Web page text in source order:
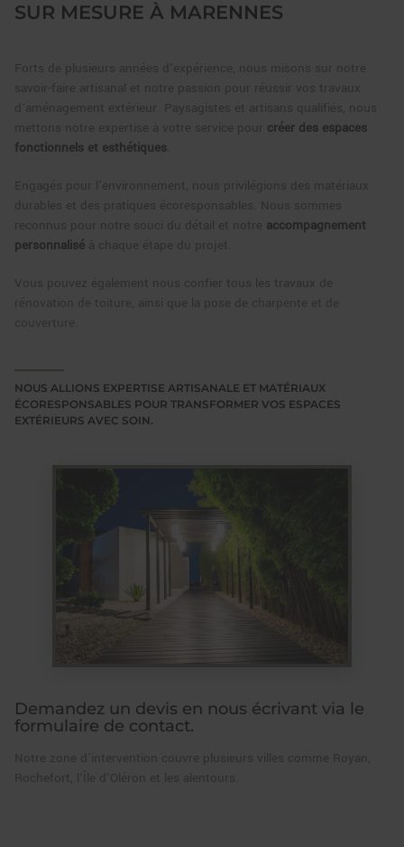
SUR MESURE À MARENNES
créer des espaces
fonctionnels et esthétiques
accompagnement
personnalisé
NOUS ALLIONS EXPERTISE ARTISANALE ET MATÉRIAUX
ÉCORESPONSABLES POUR TRANSFORMER VOS ESPACES
EXTÉRIEURS AVEC SOIN.
Demandez un devis en nous écrivant via le
formulaire de contact.